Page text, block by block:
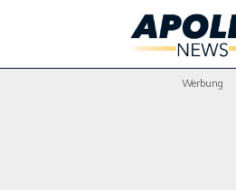
Werbung